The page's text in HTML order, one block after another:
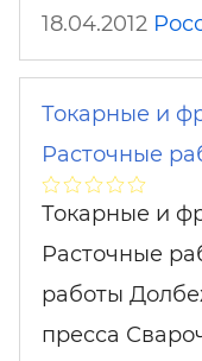
18.04.2012
Токарные и
Расточные
Токарные и
Расточные
работы
пресса